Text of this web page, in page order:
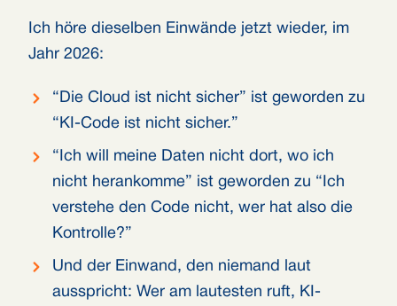
Ich höre dieselben Einwände jetzt wieder, im
Jahr 2026:
“Die Cloud ist nicht sicher” ist geworden zu
“KI-Code ist nicht sicher.”
“Ich will meine Daten nicht dort, wo ich
nicht herankomme” ist geworden zu “Ich
verstehe den Code nicht, wer hat also die
Kontrolle?”
Und der Einwand, den niemand laut
ausspricht: Wer am lautesten ruft, KI-